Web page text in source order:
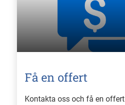
Få en offert
Kontakta oss och få en offert